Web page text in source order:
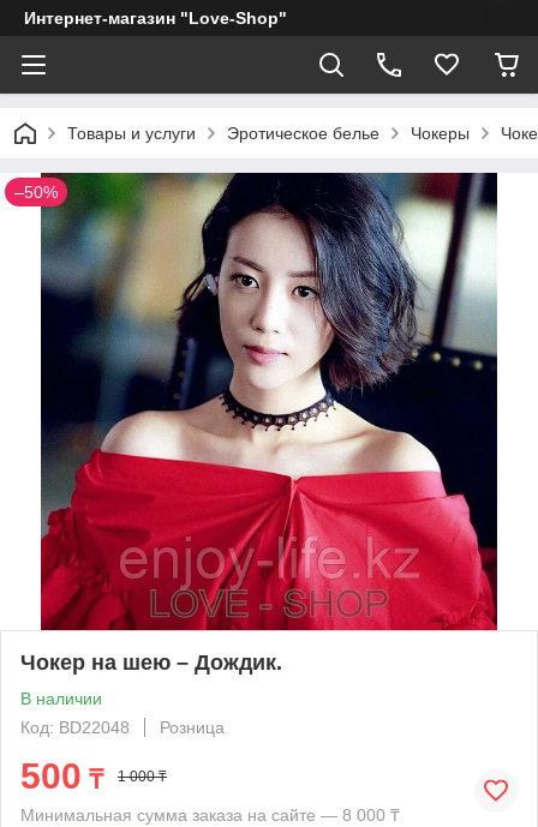
Интернет-магазин "Love-Shop"
Товары и услуги Эротическое белье Чокеры
–50%
Чокер на шею – Дождик.
В наличии
Код: BD22048
Розница
500 ₸ 1 000 ₸
Минимальная сумма заказа на сайте — 8 000 ₸